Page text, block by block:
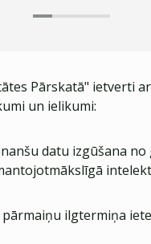
Pārskatā" ietverti
un ielikumi:
datu izgūšana no
ilgtermiņa